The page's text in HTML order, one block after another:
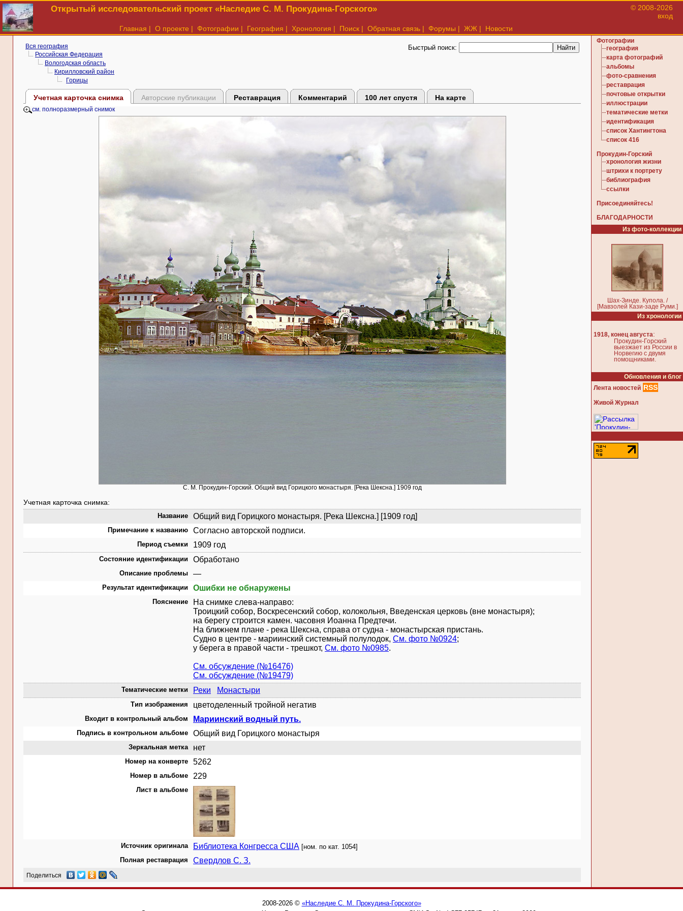
Открытый исследовательский проект «Наследие С. М. Прокудина-Горского»
© 2008-2026
вход
Главная | О проекте | Фотографии | География | Хронология | Поиск | Обратная связь | Форумы | ЖЖ | Новости
Вся география
Российская Федерация
Вологодская область
Кирилловский район
Горицы
Быстрый поиск:
Учетная карточка снимка Авторские публикации Реставрация Комментарий 100 лет спустя На карте
см. полноразмерный снимок
С. М. Прокудин-Горский. Общий вид Горицкого монастыря. [Река Шексна.] 1909 год
Учетная карточка снимка:
Название Общий вид Горицкого монастыря. [Река Шексна.] [1909 год]
Примечание к названию Согласно авторской подписи.
Период съемки 1909 год
Состояние идентификации Обработано
Описание проблемы —
Результат идентификации Ошибки не обнаружены
Пояснение
На снимке слева-направо:
Троицкий собор, Воскресенский собор, колокольня, Введенская церковь (вне монастыря);
на берегу строится камен. часовня Иоанна Предтечи.
На ближнем плане - река Шексна, справа от судна - монастырская пристань.
Судно в центре - мариинский системный полулодок, См. фото №0924;
у берега в правой части - трешкот, См. фото №0985.
См. обсуждение (№16476)
См. обсуждение (№19479)
Тематические метки Реки Монастыри
Тип изображения цветоделенный тройной негатив
Входит в контрольный альбом Мариинский водный путь.
Подпись в контрольном альбоме Общий вид Горицкого монастыря
Зеркальная метка нет
Номер на конверте 5262
Номер в альбоме 229
Лист в альбоме
Источник оригинала Библиотека Конгресса США [ном. по кат. 1054]
Полная реставрация
Свердлов С. З.
Поделиться
Фотографии
география
карта фотографий
альбомы
фото-сравнения
реставрация
почтовые открытки
иллюстрации
тематические метки
идентификация
список Хантингтона
список 416
Прокудин-Горский
хронология жизни
штрихи к портрету
библиография
ссылки
Присоединяйтесь!
БЛАГОДАРНОСТИ
Из фото-коллекции
Шах-Зинде. Купола. /
[Мавзолей Кази-заде Руми.]
Из хронологии
1918, конец августа:
Прокудин-Горский
выезжает из России в
Норвегию с двумя
помощниками.
Обновления и блог
Лента новостей RSS
Живой Журнал
2008-2026 © «Наследие С. М. Прокудина-Горского»